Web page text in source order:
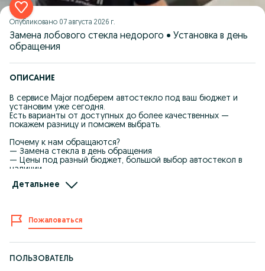
Опубликовано 07 августа 2026 г.
Замена лобового стекла недорого • Установка в день
обращения
ОПИСАНИЕ
В сервисе Major подберем автостекло под ваш бюджет и
установим уже сегодня.
Есть варианты от доступных до более качественных —
покажем разницу и поможем выбрать.
Почему к нам обращаются?
— Замена стекла в день обращения
— Цены под разный бюджет, большой выбор автостекол в
наличии
— Работаем по технологии — гарантия на установку 5 лет
Наши адреса в Астане:
Левый берег — ул. Алматы 3/1
Правый берег — ул. Майлина 10
Детальнее
Пожаловаться
ПОЛЬЗОВАТЕЛЬ